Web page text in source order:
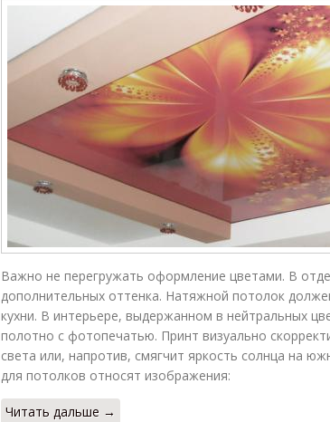
Важно не перегружать оформление цветами. В
дополнительных оттенка. Натяжной потолок
кухни. В интерьере, выдержанном в нейтральных
полотно с фотопечатью. Принт визуально
света или, напротив, смягчит яркость солнца на
для потолков относят изображения:
Читать дальше →